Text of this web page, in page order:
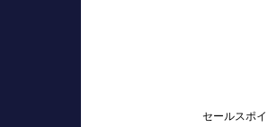
セールスポ